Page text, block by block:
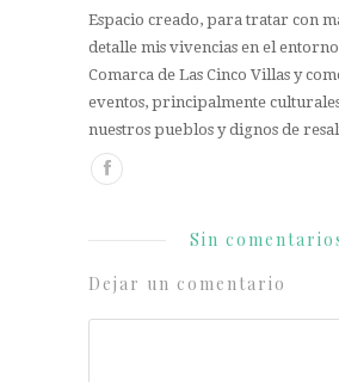
Espacio creado, para tratar con
detalle mis vivencias en el entorno
Comarca de Las Cinco Villas y
eventos, principalmente
nuestros pueblos y dignos de
Sin
Dejar un comentario